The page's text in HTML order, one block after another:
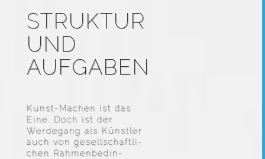
STRUKTUR
UND
AUFGABEN
Kunst-Machen ist das
Eine. Doch ist der
Werde­gang als Künstler
auch von gesell­schaft­li­
chen Rahmen­be­din­